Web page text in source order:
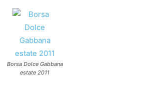
Borsa Dolce Gabbana
estate 2011